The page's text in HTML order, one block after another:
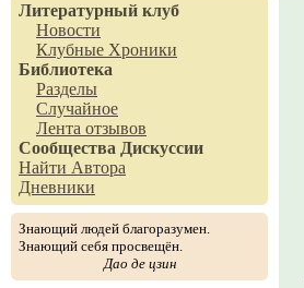
Литературный клуб
Новости
Клубные Хроники
Библиотека
Разделы
Случайное
Лента отзывов
Сообщества Дискуссии
Найти Автора
Дневники
Знающий людей благоразумен.
Знающий себя просвещён.
Дао де цзин